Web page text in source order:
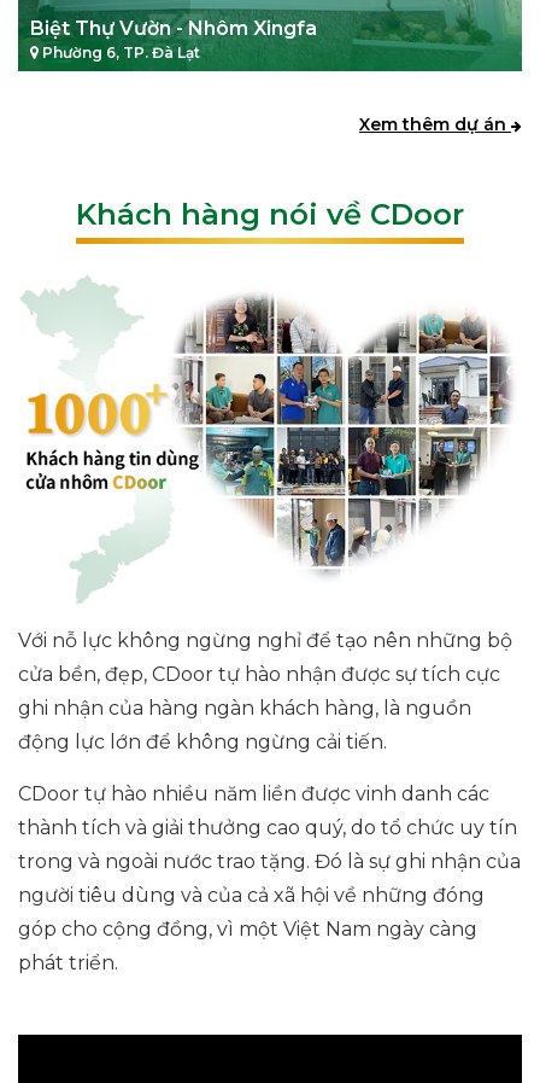
Biệt Thự Vườn - Nhôm Xingfa
Phường 6, TP. Đà Lạt
Xem thêm dự án
Khách hàng nói về CDoor
Với nỗ lực không ngừng nghỉ để tạo nên những bộ
cửa bền, đẹp, CDoor tự hào nhận được sự tích cực
ghi nhận của hàng ngàn khách hàng, là nguồn
động lực lớn để không ngừng cải tiến.
CDoor tự hào nhiều năm liền được vinh danh các
thành tích và giải thưởng cao quý, do tổ chức uy tín
trong và ngoài nước trao tặng. Đó là sự ghi nhận của
người tiêu dùng và của cả xã hội về những đóng
góp cho cộng đồng, vì một Việt Nam ngày càng
phát triển.